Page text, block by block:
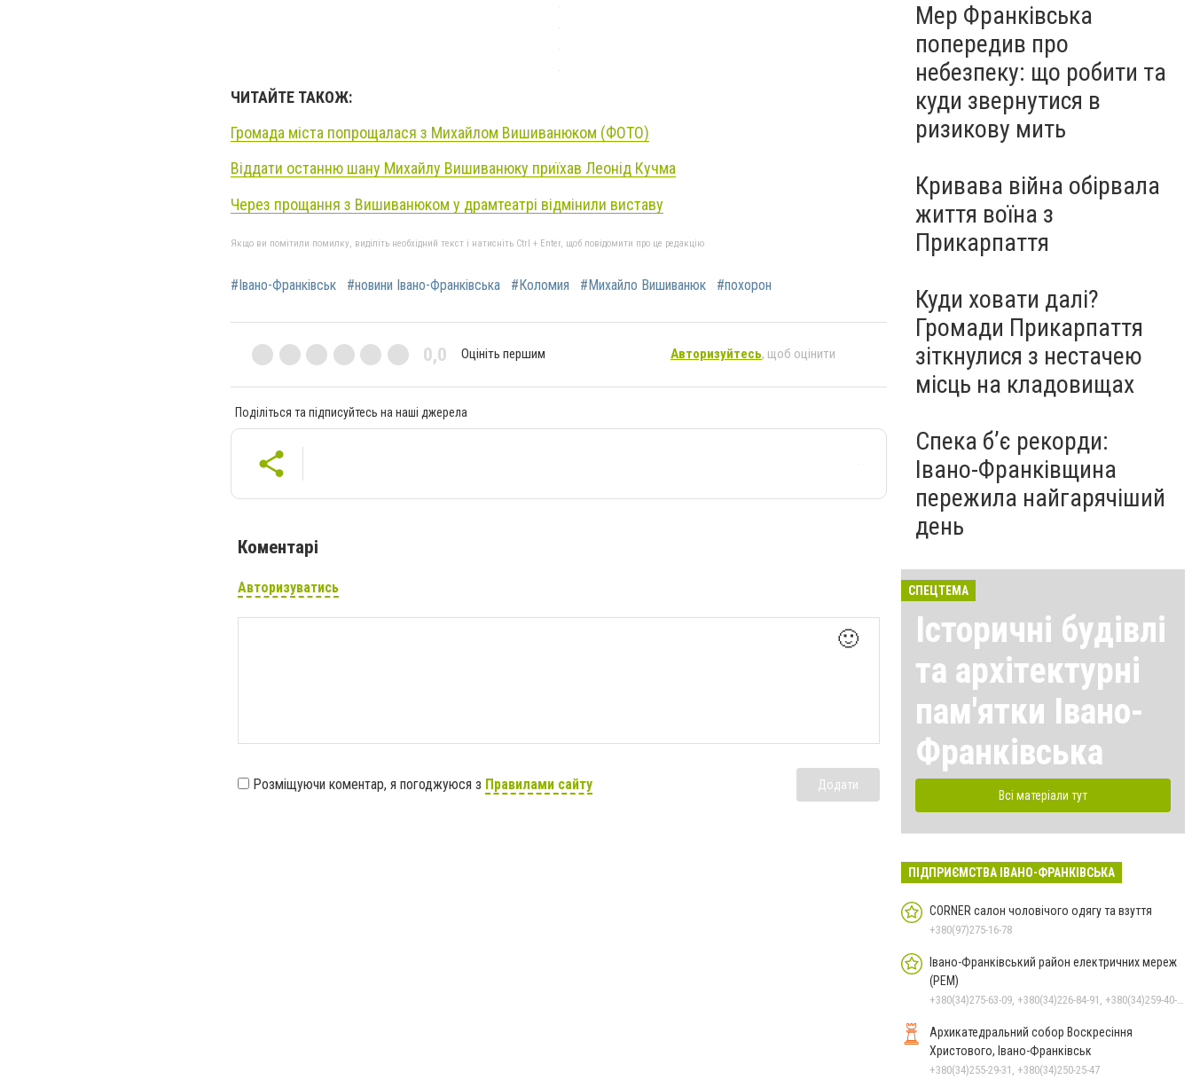
ЧИТАЙТЕ ТАКОЖ:
Громада міста попрощалася з Михайлом Вишиванюком (ФОТО)
Віддати останню шану Михайлу Вишиванюку приїхав Леонід Кучма
Через прощання з Вишиванюком у драмтеатрі відмінили виставу
Якщо ви помітили помилку, виділіть необхідний текст і натисніть Ctrl + Enter, щоб повідомити про це редакцію
#Івано-Франківськ #новини Івано-Франківська #Коломия #Михайло Вишиванюк #похорон
0,0 Оцініть першим Авторизуйтесь, щоб оцінити
Поділіться та підписуйтесь на наші джерела
Коментарі
Авторизуватись
🙂
Розміщуючи коментар, я погоджуюся з Правилами сайту Додати
Мер Франківська
попередив про
небезпеку: що робити та
куди звернутися в
ризикову мить
Кривава війна обірвала
життя воїна з
Прикарпаття
Куди ховати далі?
Громади Прикарпаття
зіткнулися з нестачею
місць на кладовищах
Спека б’є рекорди:
Івано-Франківщина
пережила найгарячіший
день
СПЕЦТЕМА
Історичні будівлі
та архітектурні
пам'ятки Івано-
Франківська
Всі матеріали тут
ПІДПРИЄМСТВА ІВАНО-ФРАНКІВСЬКА
CORNER салон чоловічого одягу та взуття
+380(97)275-16-78
Івано-Франківський район електричних мереж
(РЕМ)
Архикатедральний собор Воскресіння
Христового, Івано-Франківськ
+380(34)255-29-31, +380(34)250-25-47